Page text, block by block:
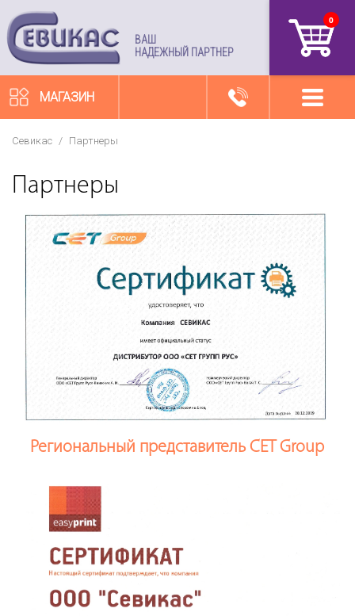
ВАШ
НАДЕЖНЫЙ ПАРТНЕР
0
МАГАЗИН
Севикас / Партнеры
Партнеры
Региональный представитель CET Group